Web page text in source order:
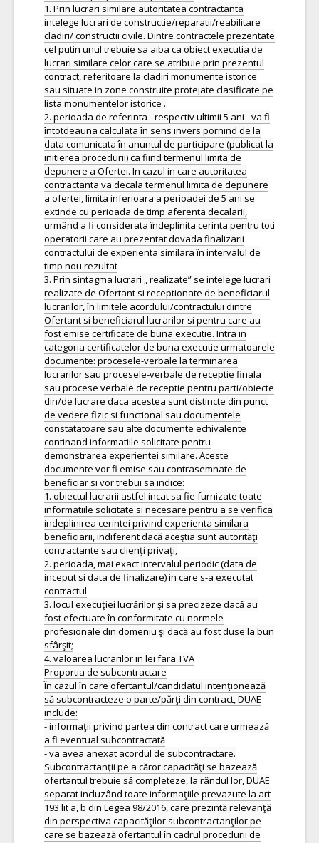
1. Prin lucrari similare autoritatea contractanta
intelege lucrari de constructie/reparatii/reabilitare
cladiri/ constructii civile. Dintre contractele prezentate
cel putin unul trebuie sa aiba ca obiect executia de
lucrari similare celor care se atribuie prin prezentul
contract, referitoare la cladiri monumente istorice
sau situate in zone construite protejate clasificate pe
lista monumentelor istorice .
2. perioada de referinta - respectiv ultimii 5 ani - va fi
întotdeauna calculata în sens invers pornind de la
data comunicata în anuntul de participare (publicat la
initierea procedurii) ca fiind termenul limita de
depunere a Ofertei. In cazul in care autoritatea
contractanta va decala termenul limita de depunere
a ofertei, limita inferioara a perioadei de 5 ani se
extinde cu perioada de timp aferenta decalarii,
urmând a fi considerata îndeplinita cerinta pentru toti
operatorii care au prezentat dovada finalizarii
contractului de experienta similara în intervalul de
timp nou rezultat
3. Prin sintagma lucrari „ realizate” se intelege lucrari
realizate de Ofertant si receptionate de beneficiarul
lucrarilor, în limitele acordului/contractului dintre
Ofertant si beneficiarul lucrarilor si pentru care au
fost emise certificate de buna executie. Intra in
categoria certificatelor de buna executie urmatoarele
documente: procesele-verbale la terminarea
lucrarilor sau procesele-verbale de receptie finala
sau procese verbale de receptie pentru parti/obiecte
din/de lucrare daca acestea sunt distincte din punct
de vedere fizic si functional sau documentele
constatatoare sau alte documente echivalente
continand informatiile solicitate pentru
demonstrarea experientei similare. Aceste
documente vor fi emise sau contrasemnate de
beneficiar si vor trebui sa indice:
1. obiectul lucrarii astfel incat sa fie furnizate toate
informatiile solicitate si necesare pentru a se verifica
indeplinirea cerintei privind experienta similara
beneficiarii, indiferent dacă aceştia sunt autorităţi
contractante sau clienţi privaţi,
2. perioada, mai exact intervalul periodic (data de
inceput si data de finalizare) in care s-a executat
contractul
3. locul execuţiei lucrărilor şi sa precizeze dacă au
fost efectuate în conformitate cu normele
profesionale din domeniu şi dacă au fost duse la bun
sfârşit;
4. valoarea lucrarilor in lei fara TVA
Proportia de subcontractare
În cazul în care ofertantul/candidatul intenţionează
să subcontracteze o parte/părţi din contract, DUAE
include:
- informaţii privind partea din contract care urmează
a fi eventual subcontractată
- va avea anexat acordul de subcontractare.
Subcontractanţii pe a căror capacităţi se bazează
ofertantul trebuie să completeze, la rândul lor, DUAE
separat incluzând toate informaţiile prevazute la art
193 lit a, b din Legea 98/2016, care prezintă relevanţă
din perspectiva capacităţilor subcontractanţilor pe
care se bazează ofertantul în cadrul procedurii de